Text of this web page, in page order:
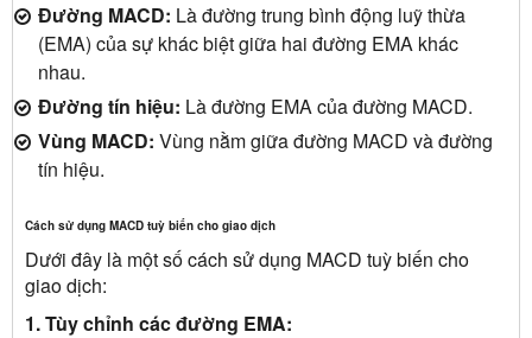
Đường MACD: Là đường trung bình động luỹ thừa
(EMA) của sự khác biệt giữa hai đường EMA khác
nhau.
Đường tín hiệu: Là đường EMA của đường MACD.
Vùng MACD: Vùng nằm giữa đường MACD và đường
tín hiệu.
Cách sử dụng MACD tuỳ biến cho giao dịch
Dưới đây là một số cách sử dụng MACD tuỳ biến cho
giao dịch:
1. Tùy chỉnh các đường EMA: